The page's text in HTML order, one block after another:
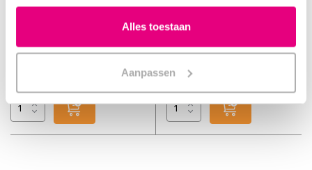
Alles toestaan
Aanpassen
1-2 dagen
Op voorraad
Incl. btw